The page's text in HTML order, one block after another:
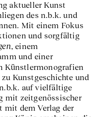
aktueller Kunst
des n.b.k. und
Mit einem Fokus
und sorgfältig
, einem
und einer
Künstlermonografien
Kunstgeschichte und
auf vielfältige
mit zeitgenössischer
mit dem Verlag der